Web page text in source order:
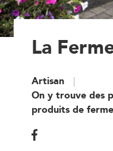
La
Artisan
On y trouve des
produits de